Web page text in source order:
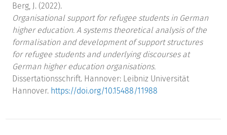
Berg, J. (2022).
Organisational support for refugee students in German
higher education. A systems theoretical analysis of the
formalisation and development of support structures
for refugee students and underlying discourses at
German higher education organisations.
Dissertationsschrift. Hannover: Leibniz Universität
Hannover. https://doi.org/10.15488/11988